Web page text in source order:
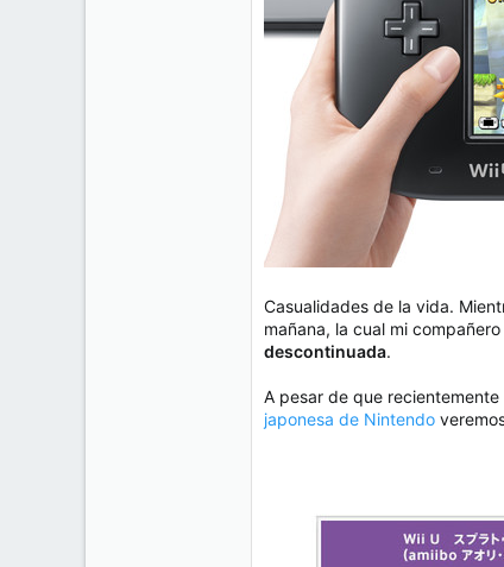
Casualidades de la vida.
mañana, la cual mi compañero
descontinuada.
A pesar de que
japonesa de Nintendo